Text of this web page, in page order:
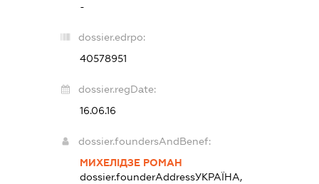
-
dossier.edrpo:
40578951
dossier.regDate:
16.06.16
dossier.foundersAndBenef:
МИХЕЛІДЗЕ РОМАН
dossier.founderAddressУКРАЇНА,